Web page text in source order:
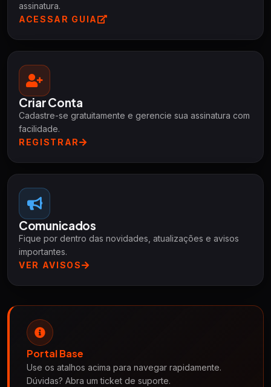
assinatura.
ACESSAR GUIA
Criar Conta
Cadastre-se gratuitamente e gerencie sua assinatura com
facilidade.
REGISTRAR
Comunicados
Fique por dentro das novidades, atualizações e avisos
importantes.
VER AVISOS
Portal Base
Use os atalhos acima para navegar rapidamente.
Dúvidas? Abra um ticket de suporte.